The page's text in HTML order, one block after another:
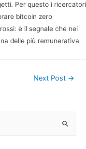
Per questo i ricercatori
bitcoin zero
è il segnale che nei
delle più remunerativa
Next Post →